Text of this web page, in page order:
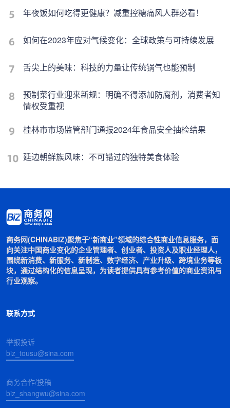
年夜饭如何吃得更健康？减重控糖痛风人群必看！
如何在2023年应对气候变化：全球政策与可持续发展
舌尖上的美味：科技的力量让传统锅气也能预制
预制菜行业迎来新规：明确不得添加防腐剂，消费者知
情权受重视
桂林市市场监管部门通报2024年食品安全抽检结果
延边朝鲜族风味：不可错过的独特美食体验
商务网(CHINABIZ)聚焦于“新商业”领域的综合性商业信息服务，面
向关注中国商业变化的企业管理者、创业者、投资人及职业经理人，
围绕新消费、新服务、新制造、数字经济、产业升级、跨境业务等板
块，通过结构化的信息呈现，为读者提供具有参考价值的商业资讯与
行业观察。
联系方式
举报投诉
biz_tousu@sina.com
商务合作/投稿
biz_shangwu@sina.com